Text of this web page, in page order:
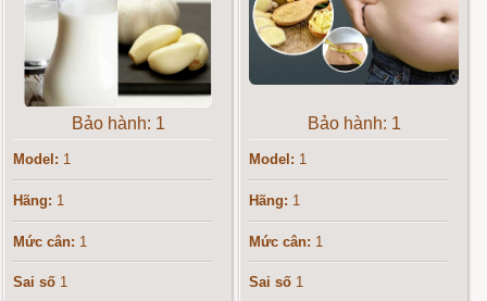
Bảo hành: 1
Model: 1
Hãng: 1
Mức cân: 1
Sai số 1
Bảo hành: 1
Model: 1
Hãng: 1
Mức cân: 1
Sai số 1